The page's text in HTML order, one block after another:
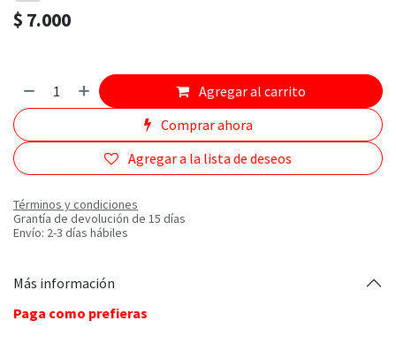
$ 7.000
Agregar al carrito
Comprar ahora
Agregar a la lista de deseos
Términos y condiciones
Grantía de devolución de 15 días
Envío: 2-3 días hábiles
Más información
Paga como prefieras